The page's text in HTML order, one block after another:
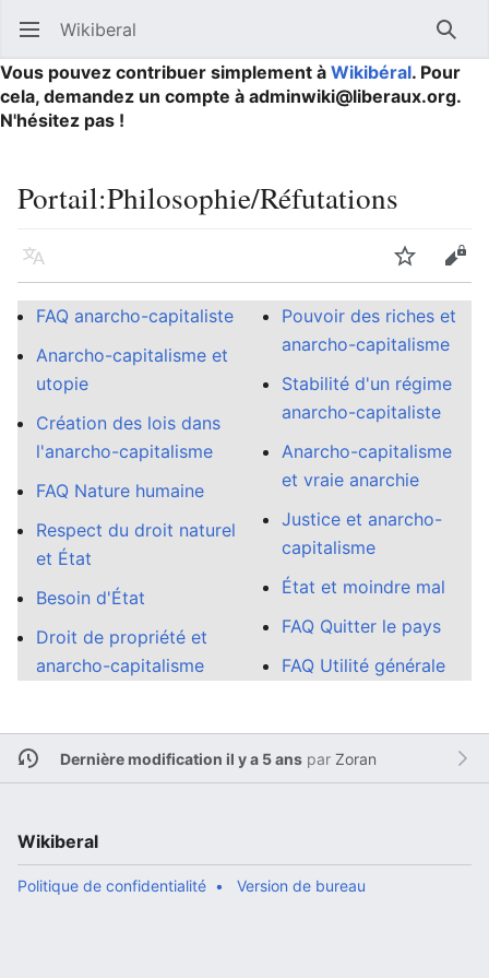
Ouvrir le menu principal Wikiberal
Vous pouvez contribuer simplement à Wikibéral. Pour
cela, demandez un compte à adminwiki@liberaux.org.
N'hésitez pas !
Portail:Philosophie/Réfutations
Langue Suivre
FAQ anarcho-capitaliste
Anarcho-capitalisme et
utopie
Création des lois dans
l'anarcho-capitalisme
FAQ Nature humaine
Respect du droit naturel
et État
Besoin d'État
Droit de propriété et
anarcho-capitalisme
Pouvoir des riches et
anarcho-capitalisme
Stabilité d'un régime
anarcho-capitaliste
Anarcho-capitalisme
et vraie anarchie
Justice et anarcho-
capitalisme
État et moindre mal
FAQ Quitter le pays
FAQ Utilité générale
Dernière modification il y a 5 anspar Zoran
Wikiberal
Politique de confidentialité Version de bureau